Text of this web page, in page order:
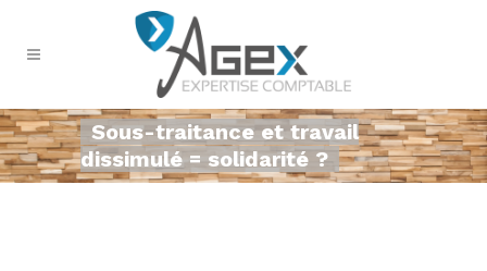
Sous-traitance et travail
dissimulé = solidarité ?